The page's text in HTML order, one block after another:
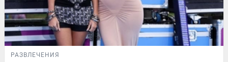
РАЗВЛЕЧЕНИЯ